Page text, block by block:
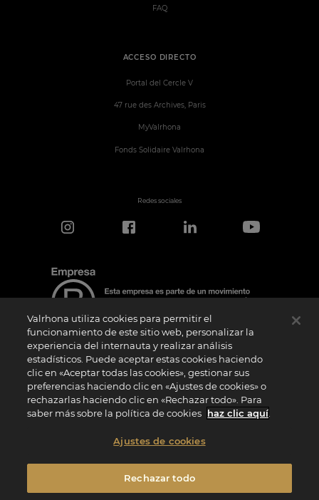
ACCESO DIRECTO
Portal del Cercle V
47 rue des Archives, Paris
MyValrhona
Fonds Solidaire Valrhona
FAQ
Redes sociales
Aviso de certificación
El logotipo “Certified B Corporation” lo concede B Lab, una organización privada sin
ánimo de lucro, a empresas como la nuestra que han superado con éxito la
Evaluación de Impacto B (“BIA”) y cumplen los requisitos de B Lab en cuanto a
rendimiento social y medioambiental, responsabilidad y transparencia. B Lab no es
un organismo de evaluación de la conformidad en el sentido del Reglamento (UE) nº
sentido del Reglamento (UE) nº 1025/2012. Los criterios BIA son distintos e
independientes de las normas armonizadas emitidas por las normas ISO u otros
nacionales o europeas.
Valrhona utiliza cookies para permitir el
funcionamiento de este sitio web, personalizar la
experiencia del internauta y realizar análisis
estadísticos. Puede aceptar estas cookies haciendo
clic en «Aceptar todas las cookies», gestionar sus
preferencias haciendo clic en «Ajustes de cookies» o
rechazarlas haciendo clic en «Rechazar todo». Para
saber más sobre la política de cookies haz clic aquí
Ajustes de cookies
Rechazar todo